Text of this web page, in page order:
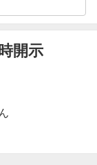
開示